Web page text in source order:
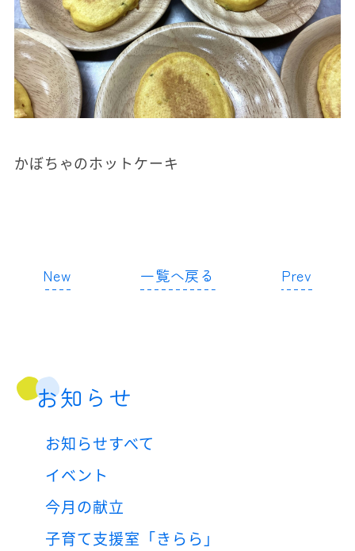
かぼちゃのホットケーキ
New 一覧へ戻る Prev
お知らせ
お知らせすべて
イベント
今月の献立
子育て支援室「きらら」